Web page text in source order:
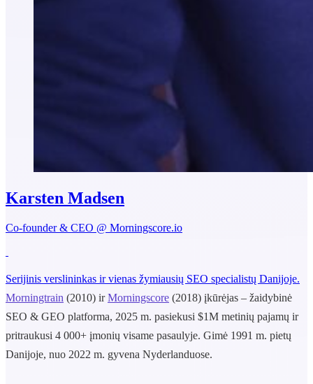
Karsten Madsen
Co-founder & CEO @ Morningscore.io
Serijinis verslininkas ir vienas žymiausių SEO specialistų Danijoje.
Morningtrain (2010) irMorningscore (2018) įkūrėjas – žaidybinė
SEO & GEO platforma, 2025 m. pasiekusi $1M metinių pajamų ir
pritraukusi 4 000+ įmonių visame pasaulyje. Gimė 1991 m. pietų
Danijoje, nuo 2022 m. gyvena Nyderlanduose.